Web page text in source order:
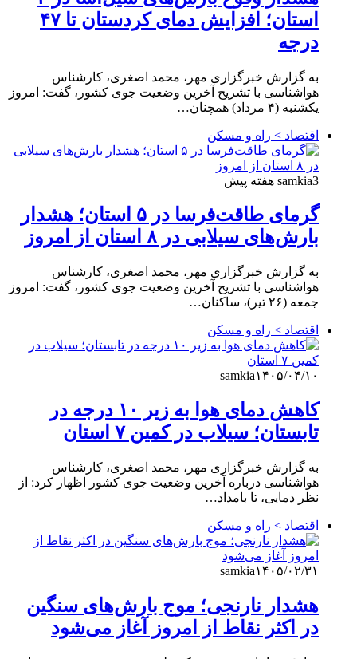
استان؛ افزایش دمای کردستان تا ۴۷
درجه
به گزارش خبرگزاری مهر، محمد اصغری، کارشناس
هواشناسی با تشریح آخرین وضعیت جوی کشور، گفت: امروز
یکشنبه (۴ مرداد) همچنان…
اقتصاد > راه و مسکن
samkia3 هفته پیش
گرمای طاقت‌فرسا در ۵ استان؛ هشدار
بارش‌های سیلابی در ۸ استان از امروز
به گزارش خبرگزاری مهر، محمد اصغری، کارشناس
هواشناسی با تشریح آخرین وضعیت جوی کشور، گفت: امروز
جمعه (۲۶ تیر)، ساکنان…
اقتصاد > راه و مسکن
samkia۱۴۰۵/۰۴/۱۰
کاهش دمای هوا به زیر ۱۰ درجه در
تابستان؛ سیلاب در کمین ۷ استان
به گزارش خبرگزاری مهر، محمد اصغری، کارشناس
هواشناسی درباره آخرین وضعیت جوی کشور اظهار کرد: از
نظر دمایی، تا بامداد…
اقتصاد > راه و مسکن
samkia۱۴۰۵/۰۲/۳۱
هشدار نارنجی؛ موج بارش‌های سنگین
در اکثر نقاط از امروز آغاز می‌شود